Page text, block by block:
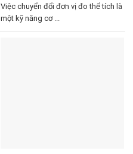
Việc chuyển đổi đơn vị đo thể tích là
một kỹ năng cơ ...